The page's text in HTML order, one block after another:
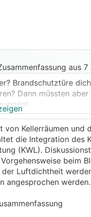
aus
Brandschutztüre
Dann müssten
Kellerräumen und
die Integration des
(KWL).
beim
Luftdichtheit
angesprochen werden.